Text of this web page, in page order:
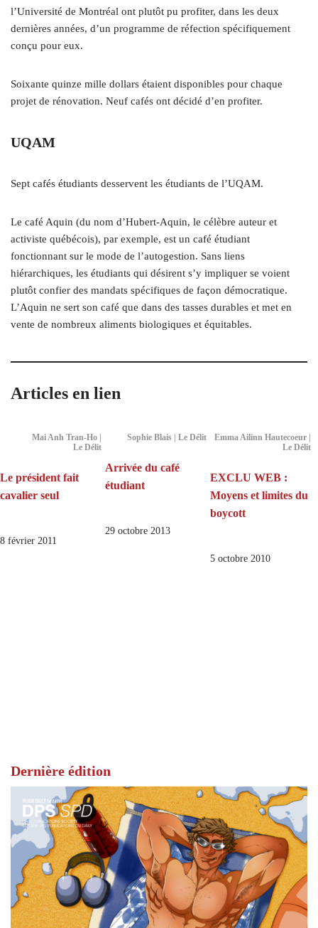
l’Université de Montréal ont plutôt pu profiter, dans les deux
dernières années, d’un programme de réfection spécifiquement
conçu pour eux.
Soixante quinze mille dollars étaient disponibles pour chaque
projet de rénovation. Neuf cafés ont décidé d’en profiter.
UQAM
Sept cafés étudiants desservent les étudiants de l’UQAM.
Le café Aquin (du nom d’Hubert-Aquin, le célèbre auteur et
activiste québécois), par exemple, est un café étudiant
fonctionnant sur le mode de l’autogestion. Sans liens
hiérarchiques, les étudiants qui désirent s’y impliquer se voient
plutôt confier des mandats spécifiques de façon démocratique.
L’Aquin ne sert son café que dans des tasses durables et met en
vente de nombreux aliments biologiques et équitables.
Articles en lien
Mai Anh Tran-Ho |
Le Délit
Le président fait
cavalier seul
8 février 2011
Sophie Blais | Le Délit
Arrivée du café
étudiant
29 octobre 2013
Emma Ailinn Hautecoeur |
Le Délit
EXCLU WEB :
Moyens et limites du
boycott
5 octobre 2010
Dernière édition